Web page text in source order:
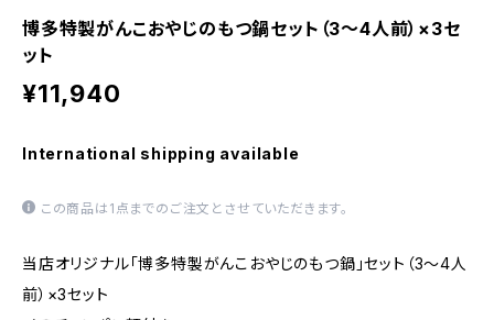
博多特製がんこおやじのもつ鍋セット（3～4人前）×3セ
ット
¥11,940
International shipping available
この商品は1点までのご注文とさせていただきます。
当店オリジナル「博多特製がんこおやじのもつ鍋」セット（3〜4人
前）×3セット